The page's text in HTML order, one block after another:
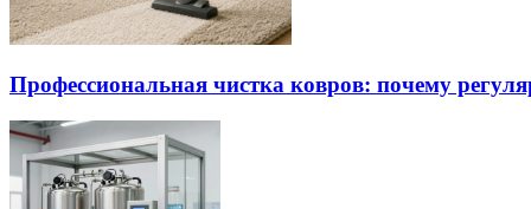
Профессиональная чистка ковров: почему